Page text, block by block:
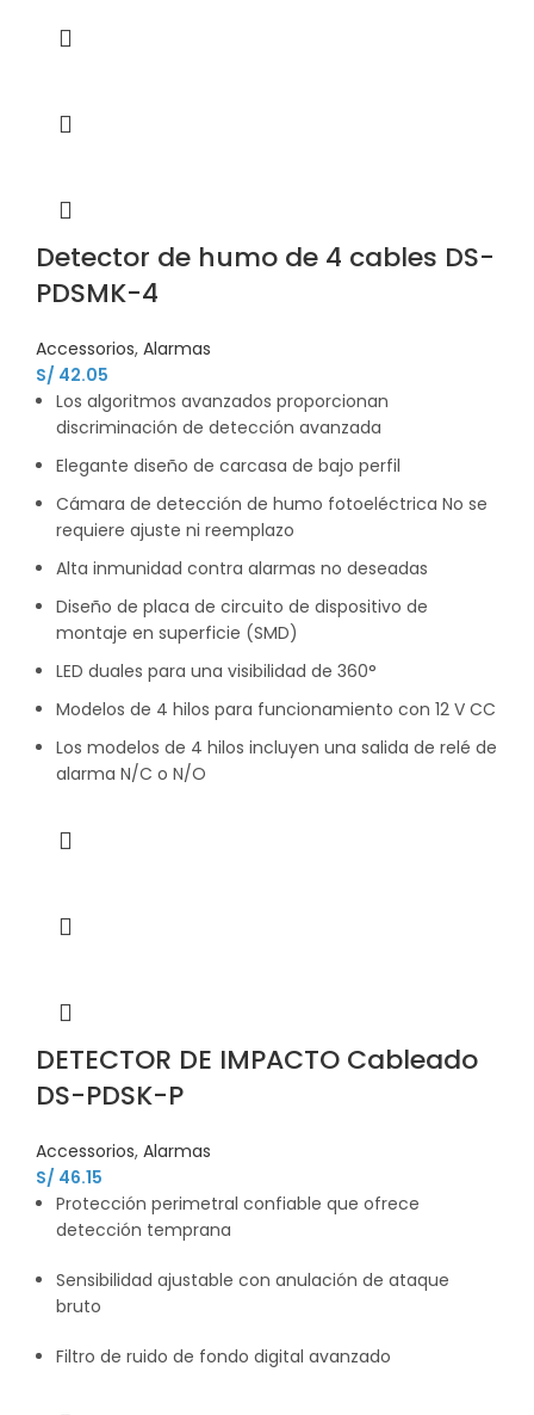
Detector de humo de 4 cables DS-
PDSMK-4
Accessorios, Alarmas
S/ 42.05
Los algoritmos avanzados proporcionan
discriminación de detección avanzada
Elegante diseño de carcasa de bajo perfil
Cámara de detección de humo fotoeléctrica No se
requiere ajuste ni reemplazo
Alta inmunidad contra alarmas no deseadas
Diseño de placa de circuito de dispositivo de
montaje en superficie (SMD)
LED duales para una visibilidad de 360°
Modelos de 4 hilos para funcionamiento con 12 V CC
Los modelos de 4 hilos incluyen una salida de relé de
alarma N/C o N/O
DETECTOR DE IMPACTO Cableado
DS-PDSK-P
Accessorios, Alarmas
S/ 46.15
Protección perimetral confiable que ofrece
detección temprana
Sensibilidad ajustable con anulación de ataque
bruto
Filtro de ruido de fondo digital avanzado